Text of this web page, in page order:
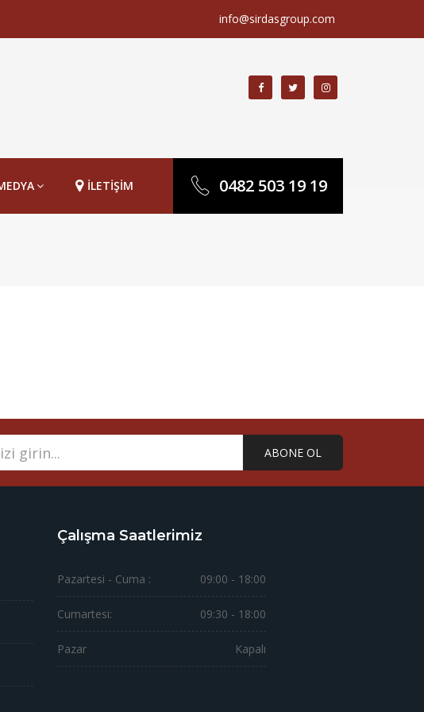
info@sirdasgroup.com
İLETİŞİM 0482 503 19 19
ABONE OL
Çalışma Saatlerimiz
Pazartesi - Cuma : 09:00 - 18:00
Cumartesi: 09:30 - 18:00
Pazar Kapalı